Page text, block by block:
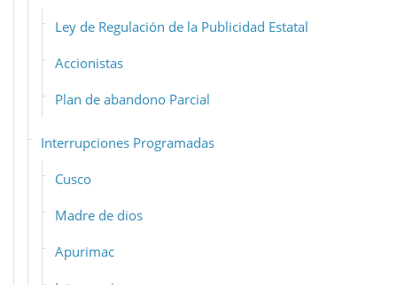
Ley de Regulación de la Publicidad Estatal
Accionistas
Plan de abandono Parcial
Interrupciones Programadas
Cusco
Madre de dios
Apurimac